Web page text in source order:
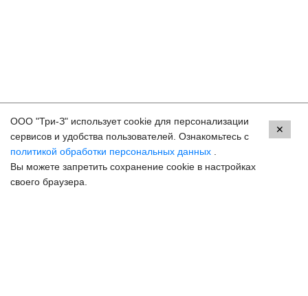
Задать вопрос
Контакты
Краснодар, ул. Красных Партизан, 18
8 (800) 250-33-30
ООО "Три-З" использует cookie для персонализации
сервисов и удобства пользователей. Ознакомьтесь с
политикой обработки персональных данных
Вы можете запретить сохранение cookie в настройках
своего браузера.
✕